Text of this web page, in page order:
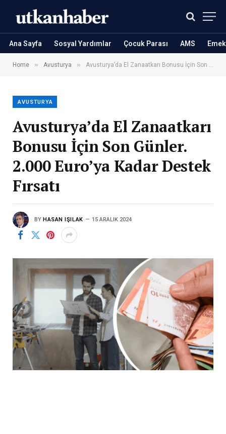
Ana Sayfa Sosyal Yardımlar Çocuk Parası AMS
Home » Avusturya » Avusturya’da El Zanaatkarı Bonusu İçin Son Günler. 2.000 Euro’ya Kadar Destek Fırsatı
AVUSTURYA
Avusturya’da El Zanaatkarı
Bonusu İçin Son Günler.
2.000 Euro’ya Kadar Destek
Fırsatı
BY HASAN IŞILAK 15 ARALIK 2024